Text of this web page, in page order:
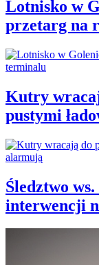
Lotnisko w
przetarg na
Kutry
pustymi
Śledztwo
interwencji